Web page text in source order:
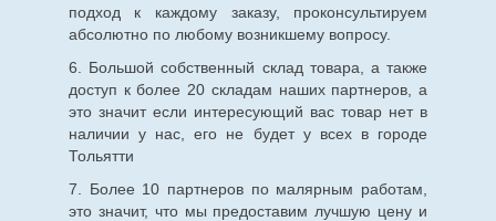
подход к каждому заказу, проконсультируем
абсолютно по любому возникшему вопросу.
6. Большой собственный склад товара, а также
доступ к более 20 складам наших партнеров, а
это значит если интересующий вас товар нет в
наличии у нас, его не будет у всех в городе
Тольятти
7. Более 10 партнеров по малярным работам,
это значит, что мы предоставим лучшую цену и